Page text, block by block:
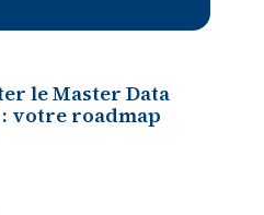
le Master Data
votre roadmap